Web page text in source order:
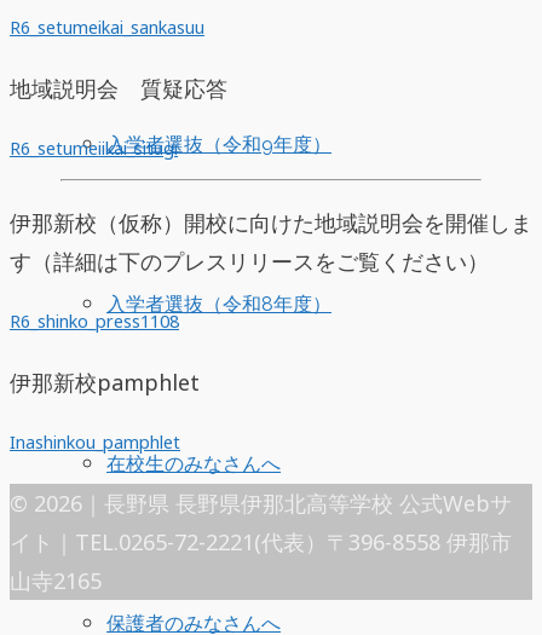
入学者選抜（令和9年度）
入学者選抜（令和8年度）
在校生のみなさんへ
保護者のみなさんへ
R6_setumeikai_sankasuu
地域説明会 質疑応答
R6_setumeiikai_situgi
伊那新校（仮称）開校に向けた地域説明会を開催しま
す（詳細は下のプレスリリースをご覧ください）
R6_shinko_press1108
伊那新校pamphlet
Inashinkou_pamphlet
© 2026｜長野県 長野県伊那北高等学校 公式Webサ
イト｜TEL.0265-72-2221(代表）〒396-8558 伊那市
山寺2165